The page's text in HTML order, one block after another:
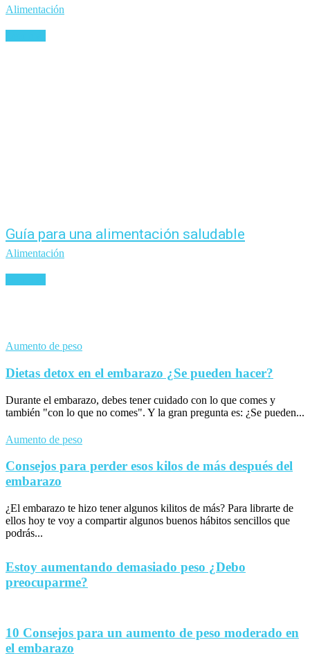
Alimentación
Guía para una alimentación saludable
Alimentación
Aumento de peso
Dietas detox en el embarazo ¿Se pueden hacer?
Durante el embarazo, debes tener cuidado con lo que comes y
también "con lo que no comes". Y la gran pregunta es: ¿Se pueden...
Aumento de peso
Consejos para perder esos kilos de más después del
embarazo
¿El embarazo te hizo tener algunos kilitos de más? Para librarte de
ellos hoy te voy a compartir algunos buenos hábitos sencillos que
podrás...
Estoy aumentando demasiado peso ¿Debo
preocuparme?
10 Consejos para un aumento de peso moderado en
el embarazo